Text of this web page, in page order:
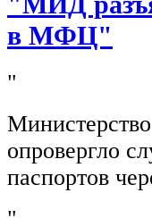
в МФЦ"
"
опровергло
паспортов